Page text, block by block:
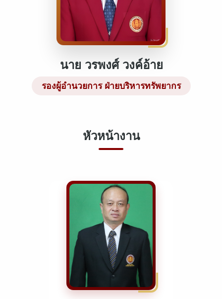
นาย วรพงศ์ วงค์อ้าย
รองผู้อำนวยการ ฝ่ายบริหารทรัพยากร
หัวหน้างาน